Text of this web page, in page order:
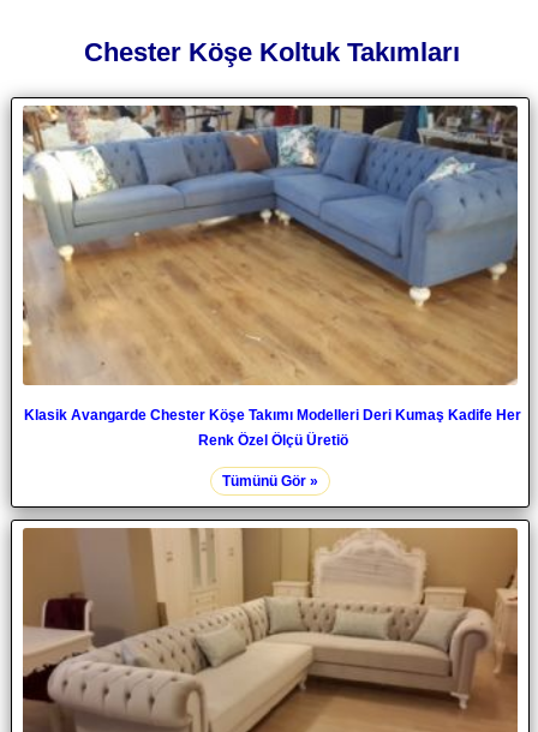
Chester Köşe Koltuk Takımları
Klasik Avangarde Chester Köşe Takımı Modelleri Deri Kumaş Kadife Her
Renk Özel Ölçü Üretiö
Tümünü Gör »